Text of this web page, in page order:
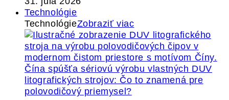
Technológie
TechnológieZobraziť viac
Čína spúšťa sériovú výrobu vlastných DUV
litografických strojov: Čo to znamená pre
polovodičový priemysel?